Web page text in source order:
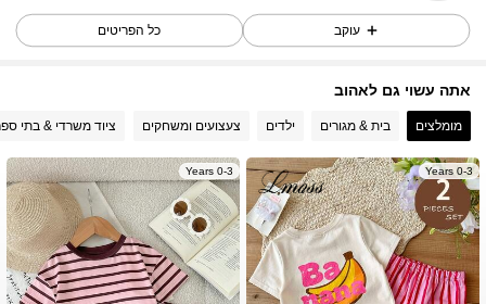
42K עוקבים
4.96 42K עוקבים
4.96 42K עוקבים
4.96 42K עוקבים
עוקב כל הפריטים
אתה עשוי גם לאהוב
מומלצים בית & מגורים ילדים צעצועים ומשחקים ציוד משרדי & בתי
0-3 Years
0-3 Years